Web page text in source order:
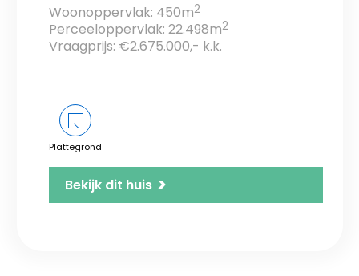
Woonoppervlak: 450m2
Perceeloppervlak: 22.498m2
Vraagprijs: €2.675.000,- k.k.
Plattegrond
Bekijk dit huis >